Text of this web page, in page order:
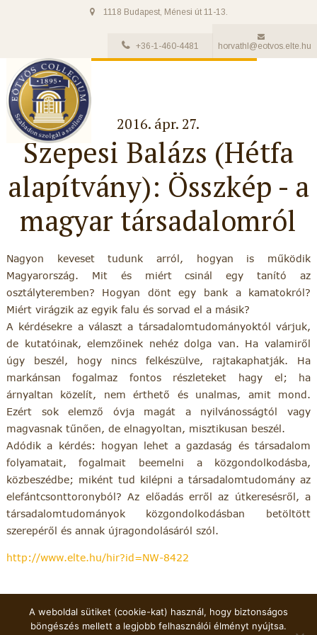
1118 Budapest, Ménesi út 11-13.
+36-1-460-4481 horvathl@eotvos.elte.hu
2016. ápr. 27.
Szepesi Balázs (Hétfa
alapítvány): Összkép - a
magyar társadalomról
Nagyon keveset tudunk arról, hogyan is működik
Magyarország. Mit és miért csinál egy tanító az
osztályteremben? Hogyan dönt egy bank a kamatokról?
Miért virágzik az egyik falu és sorvad el a másik?
A kérdésekre a választ a társadalomtudományoktól várjuk,
de kutatóinak, elemzőinek nehéz dolga van. Ha valamiről
úgy beszél, hogy nincs felkészülve, rajtakaphatják. Ha
markánsan fogalmaz fontos részleteket hagy el; ha
árnyaltan közelít, nem érthető és unalmas, amit mond.
Ezért sok elemző óvja magát a nyilvánosságtól vagy
magvasnak tűnően, de elnagyoltan, misztikusan beszél.
Adódik a kérdés: hogyan lehet a gazdaság és társadalom
folyamatait, fogalmait beemelni a közgondolkodásba,
közbeszédbe; miként tud kilépni a társadalomtudomány az
elefántcsonttoronyból? Az előadás erről az útkeresésről, a
társadalomtudományok közgondolkodásban betöltött
szerepéről és annak újragondolásáról szól.
http://www.elte.hu/hir?id=NW-8422
A weboldal sütiket (cookie-kat) használ, hogy biztonságos
böngészés mellett a legjobb felhasználói élményt nyújtsa.